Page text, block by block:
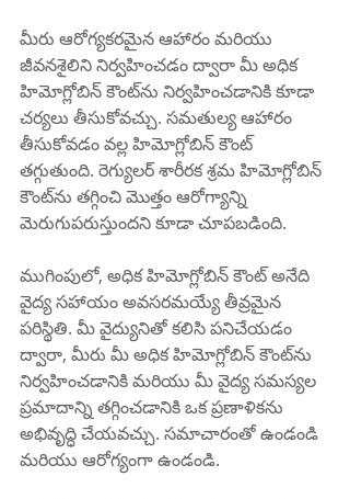
మీరు ఆరోగ్యకరమైన ఆహారం మరియు
జీవనశైలిని నిర్వహించడం ద్వారా మీ అధిక
హిమోగ్లోబిన్ కౌంట్‌ను నిర్వహించడానికి కూడా
చర్యలు తీసుకోవచ్చు. సమతుల్య ఆహారం
తీసుకోవడం వల్ల హిమోగ్లోబిన్ కౌంట్
తగ్గుతుంది. రెగ్యులర్ శారీరక శ్రమ హిమోగ్లోబిన్
కౌంట్‌ను తగ్గించి మొత్తం ఆరోగ్యాన్ని
మెరుగుపరుస్తుందని కూడా చూపబడింది.
ముగింపులో, అధిక హిమోగ్లోబిన్ కౌంట్ అనేది
వైద్య సహాయం అవసరమయ్యే తీవ్రమైన
పరిస్థితి. మీ వైద్యునితో కలిసి పనిచేయడం
ద్వారా, మీరు మీ అధిక హిమోగ్లోబిన్ కౌంట్‌ను
నిర్వహించడానికి మరియు మీ వైద్య సమస్యల
ప్రమాదాన్ని తగ్గించడానికి ఒక ప్రణాళికను
అభివృద్ధి చేయవచ్చు. సమాచారంతో ఉండండి
మరియు ఆరోగ్యంగా ఉండండి.